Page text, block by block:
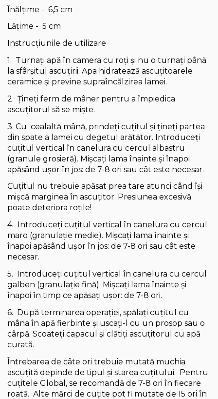
Înălțime - 6,5 cm
Lățime - 5 cm
Instrucțiunile de utilizare
1. Turnați apă în camera cu roți și nu o turnați până
la sfârșitul ascuțirii. Apa hidratează ascuțitoarele
ceramice și previne supraîncălzirea lamei.
2. Țineți ferm de mâner pentru a împiedica
ascuțitorul să se miște.
3. Cu cealaltă mână, prindeți cuțitul și țineți partea
din spate a lamei cu degetul arătător. Introduceți
cuțitul vertical în canelura cu cercul albastru
(granule grosieră). Mișcați lama înainte și înapoi
apăsând ușor în jos: de 7-8 ori sau cât este necesar.
Cuțitul nu trebuie apăsat prea tare atunci când își
mișcă marginea în ascuțitor. Presiunea excesivă
poate deteriora roțile!
4. Introduceți cuțitul vertical în canelura cu cercul
maro (granulație medie). Mișcați lama înainte și
înapoi apăsând ușor în jos: de 7-8 ori sau cât este
necesar.
5. Introduceți cuțitul vertical în canelura cu cercul
galben (granulație fină). Mișcați lama înainte și
înapoi în timp ce apăsați ușor: de 7-8 ori.
6. După terminarea operației, spălați cuțitul cu
mâna în apă fierbinte și uscați-l cu un prosop sau o
cârpă. Scoateți capacul și clătiți ascuțitorul cu apă
curată.
Întrebarea de câte ori trebuie mutată muchia
ascuțită depinde de tipul și starea cuțitului. Pentru
cuțitele Global, se recomandă de 7-8 ori în fiecare
roată. Alte mărci de cuțite pot fi mutate de 15 ori în